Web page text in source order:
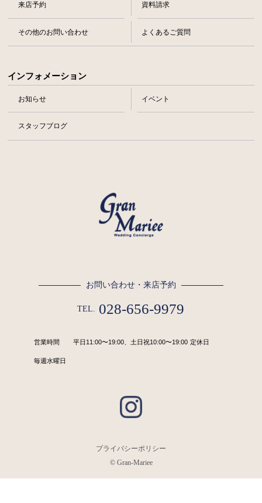
来店予約 資料請求
その他のお問い合わせ よくあるご質問
インフォメーション
お知らせ イベント
スタッフブログ
お問い合わせ・来店予約
TEL. 028-656-9979
営業時間 平日11:00〜19:00、土日祝10:00〜19:00 定休日
毎週水曜日
プライバシーポリシー
© Gran-Mariee